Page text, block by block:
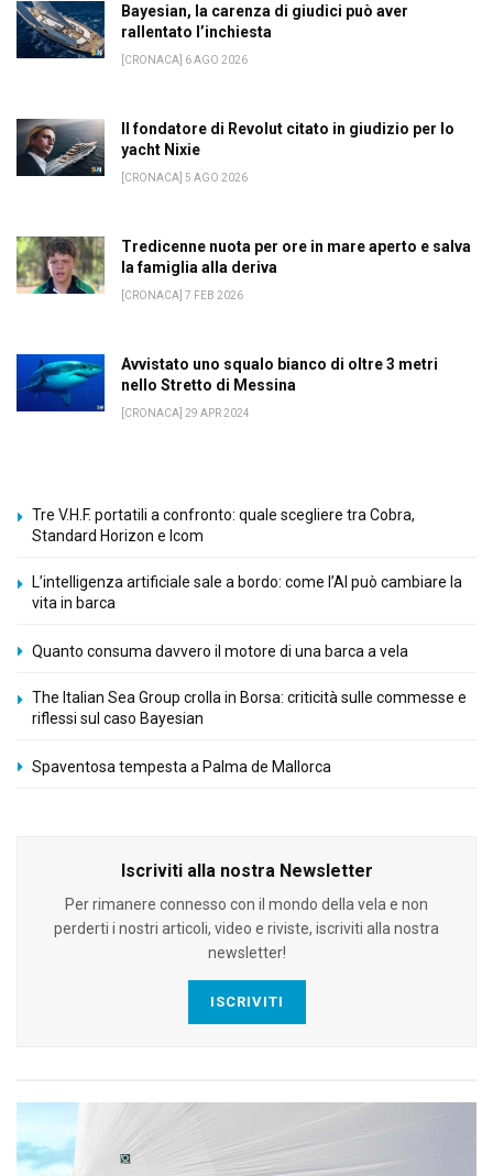
Bayesian, la carenza di giudici può aver
rallentato l’inchiesta
[CRONACA] 6 AGO 2026
Il fondatore di Revolut citato in giudizio per lo
yacht Nixie
[CRONACA] 5 AGO 2026
Tredicenne nuota per ore in mare aperto e salva
la famiglia alla deriva
[CRONACA] 7 FEB 2026
Avvistato uno squalo bianco di oltre 3 metri
nello Stretto di Messina
[CRONACA] 29 APR 2024
Tre V.H.F. portatili a confronto: quale scegliere tra Cobra,
Standard Horizon e Icom
L’intelligenza artificiale sale a bordo: come l’AI può cambiare la
vita in barca
Quanto consuma davvero il motore di una barca a vela
The Italian Sea Group crolla in Borsa: criticità sulle commesse e
riflessi sul caso Bayesian
Spaventosa tempesta a Palma de Mallorca
Iscriviti alla nostra Newsletter
Per rimanere connesso con il mondo della vela e non
perderti i nostri articoli, video e riviste, iscriviti alla nostra
newsletter!
ISCRIVITI